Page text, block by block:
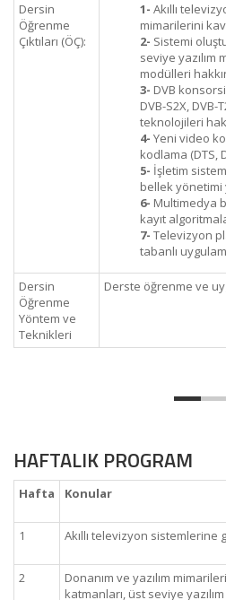
Dersin
Öğrenme
Çıktıları (ÖÇ):
1- Akıllı
mimarilerini
2- Sistemi
seviye yazılım
modülleri
3- DVB
DVB-S2X, DVB-
teknolojileri
4- Yeni video
kodlama (DTS,
5- İşletim
bellek yönetimi
6- Multimedya
kayıt
7- Televizyon
tabanlı
Dersin
Öğrenme
Yöntem ve
Teknikleri
Derste öğrenme ve
HAFTALIK PROGRAM
Hafta Konular
1 Akıllı televizyon sistemlerine
2
Donanım ve yazılım
katmanları, üst seviye